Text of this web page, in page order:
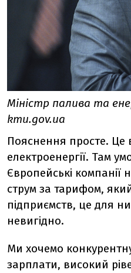
Міністр палива та
kmu.gov.ua
Пояснення просте. Це
електроенергії. Там
Європейські компанії
струм за тарифом,
підприємств, це для
невигідно.
Ми хочемо
зарплати, високий